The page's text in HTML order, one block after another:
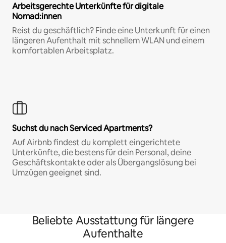
Arbeitsgerechte Unterkünfte für digitale
Nomad:innen
Reist du geschäftlich? Finde eine Unterkunft für einen
längeren Aufenthalt mit schnellem WLAN und einem
komfortablen Arbeitsplatz.
Suchst du nach Serviced Apartments?
Auf Airbnb findest du komplett eingerichtete
Unterkünfte, die bestens für dein Personal, deine
Geschäftskontakte oder als Übergangslösung bei
Umzügen geeignet sind.
Beliebte Ausstattung für längere
Aufenthalte